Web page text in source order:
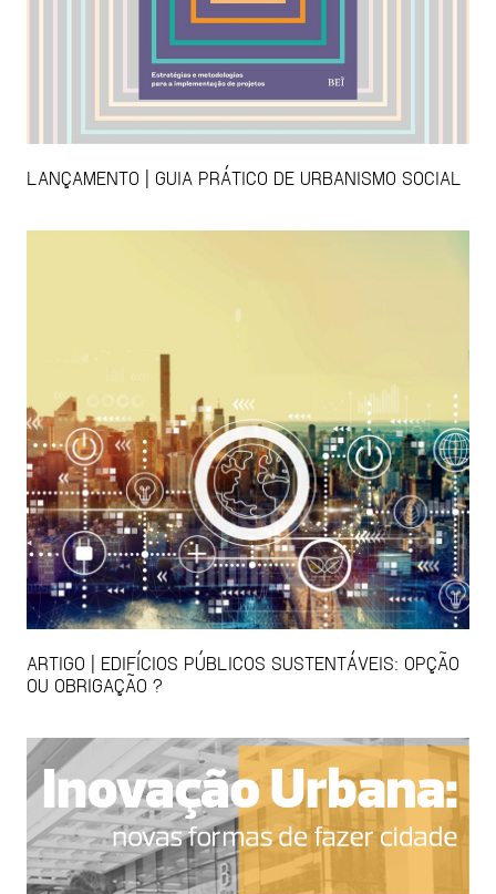
LANÇAMENTO | GUIA PRÁTICO DE URBANISMO SOCIAL
ARTIGO | EDIFÍCIOS PÚBLICOS SUSTENTÁVEIS: OPÇÃO
OU OBRIGAÇÃO ?